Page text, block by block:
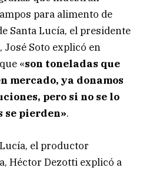
para alimento de
Santa Lucía, el presidente
José Soto explicó en
«son toneladas que
mercado, ya donamos
pero si no se lo
se pierden».
el productor
Héctor Dezotti explicó a